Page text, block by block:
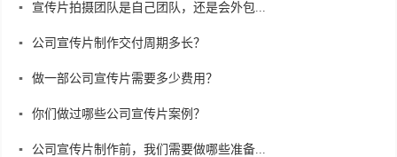
宣传片拍摄团队是自己团队，还是会外包...
公司宣传片制作交付周期多长？
做一部公司宣传片需要多少费用？
你们做过哪些公司宣传片案例？
公司宣传片制作前，我们需要做哪些准备...